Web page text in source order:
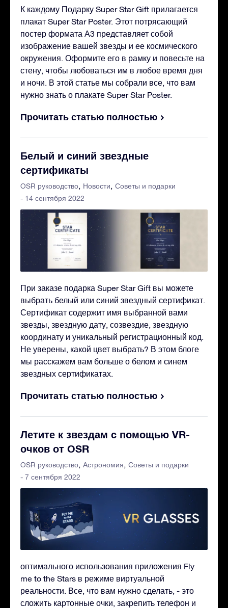
К каждому Подарку Super Star Gift прилагается
плакат Super Star Poster. Этот потрясающий
постер формата А3 представляет собой
изображение вашей звезды и ее космического
окружения. Оформите его в рамку и повесьте на
стену, чтобы любоваться им в любое время дня
и ночи. В этой статье мы собрали все, что вам
нужно знать о плакате Super Star Poster.
Прочитать статью полностью
Белый и синий звездные
сертификаты
OSR руководство Новости
Советы и подарки
- 14 сентября 2022
При заказе подарка Super Star Gift вы можете
выбрать белый или синий звездный сертификат.
Сертификат содержит имя выбранной вами
звезды, звездную дату, созвездие, звездную
координату и уникальный регистрационный код.
Не уверены, какой цвет выбрать? В этом блоге
мы расскажем вам больше о белом и синем
звездных сертификатах.
Прочитать статью полностью
Летите к звездам с помощью VR-
очков от OSR
OSR руководство Астрономия
Советы и подарки
- 7 сентября 2022
оптимального использования приложения Fly
me to the Stars в режиме виртуальной
реальности. Все, что вам нужно сделать, - это
сложить картонные очки, закрепить телефон и